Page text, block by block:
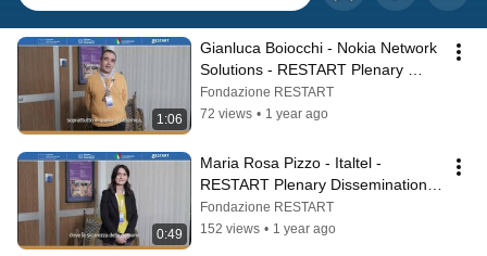
1:06
Gianluca Boiocchi - Nokia Network
Solutions - RESTART Plenary
Dissemination Workshop | Palermo
2025
Fondazione RESTART
72 views • 1 year ago
0:49
Maria Rosa Pizzo - Italtel -
RESTART Plenary Dissemination
Workshop | Palermo 2025
Fondazione RESTART
152 views • 1 year ago